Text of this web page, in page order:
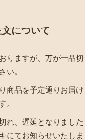
文について
りますが、万が一品切
い。
商品を予定通りお届け
。
れ、遅延となりました
にてお知らせいたしま